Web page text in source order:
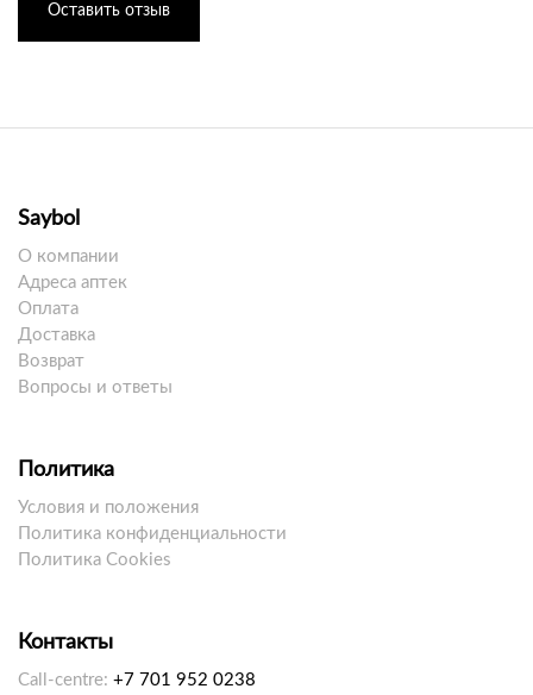
Оставить отзыв
Saybol
О компании
Адреса аптек
Оплата
Доставка
Возврат
Вопросы и ответы
Политика
Условия и положения
Политика конфиденциальности
Политика Cookies
Контакты
Call-centre: +7 701 952 0238